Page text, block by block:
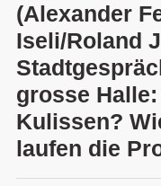
(Alexander
Iseli/Roland
grosse
Kulissen?
laufen die